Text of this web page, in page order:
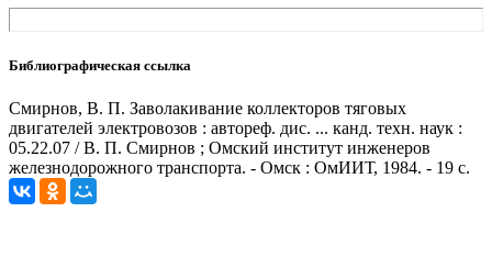
Библиографическая ссылка
Смирнов, В. П. Заволакивание коллекторов тяговых
двигателей электровозов : автореф. дис. ... канд. техн. наук :
05.22.07 / В. П. Смирнов ; Омский институт инженеров
железнодорожного транспорта. - Омск : ОмИИТ, 1984. - 19 с.